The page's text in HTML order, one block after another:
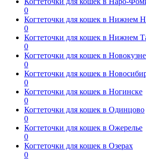
0
Когтеточки для кошек в Нижнем
0
Когтеточки для кошек в Нижнем
0
Когтеточки для кошек в
0
Когтеточки для кошек в
0
Когтеточки для кошек в Ногинске
0
Когтеточки для кошек в Одинцово
0
Когтеточки для кошек в Ожерелье
0
Когтеточки для кошек в Озерах
0